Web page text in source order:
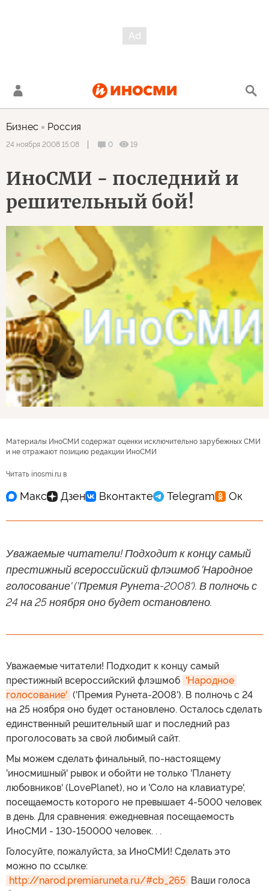
Бизнес Россия
24 ноября 2008 15:08 0 19
ИноСМИ - последний и
решительный бой!
Материалы ИноСМИ содержат оценки исключительно зарубежных СМИ
и не отражают позицию редакции ИноСМИ
Читать inosmi.ru в
Уважаемые читатели! Подходит к концу самый
престижный всероссийский флэшмоб 'Народное
голосование' ('Премия Рунета-2008'). В полночь с
24 на 25 ноября оно будет остановлено.
Уважаемые читатели! Подходит к концу самый
престижный всероссийский флэшмоб 'Народное
голосование' ('Премия Рунета-2008'). В полночь с 24
на 25 ноября оно будет остановлено. Осталось сделать
единственный решительный шаг и последний раз
проголосовать за свой любимый сайт.
Мы можем сделать финальный, по-настоящему
'иносмишный' рывок и обойти не только 'Планету
любовников' (LovePlanet), но и 'Соло на клавиатуре',
посещаемость которого не превышает 4-5000 человек
в день. Для сравнения: ежедневная посещаемость
ИноСМИ - 130-150000 человек. . .
Голосуйте, пожалуйста, за ИноСМИ! Сделать это
можно по ссылке:
http://narod.premiaruneta.ru/#cb_265 Ваши голоса